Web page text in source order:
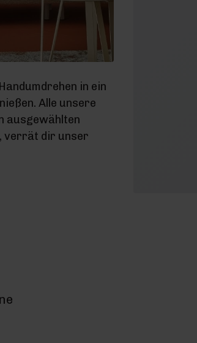
in ein
Alle unsere
ausgewählten
verrät dir unser